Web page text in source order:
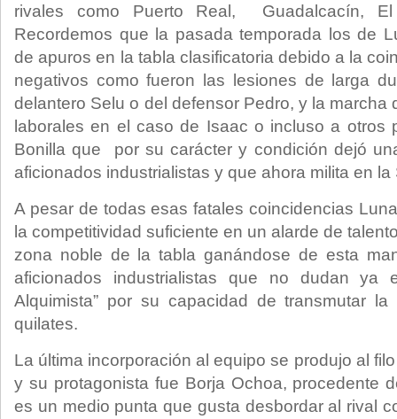
rivales como Puerto Real, Guadalcacín,
Recordemos que la pasada temporada los de
de apuros en la tabla clasificatoria debido a la
negativos como fueron las lesiones de larga
delantero Selu o del defensor Pedro, y la marcha
laborales en el caso de Isaac o incluso a otros
Bonilla que por su carácter y condición dejó
aficionados industrialistas y que ahora milita en
A pesar de todas esas fatales coincidencias
la competitividad suficiente en un alarde de
zona noble de la tabla ganándose de esta
aficionados industrialistas que no dudan
Alquimista” por su capacidad de transmutar
quilates.
La última incorporación al equipo se produjo al
y su protagonista fue Borja Ochoa, procedente
es un medio punta que gusta desbordar al rival